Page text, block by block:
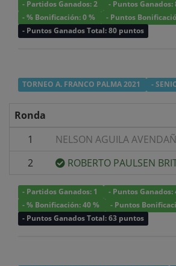
- Partidos Ganados: 2
- Puntos Ganados:
- % Bonificación: 0 %
- Puntos
- Puntos Ganados Total: 80 puntos
TORNEO A. FRANCO PALMA 2021 -
Ronda
1
NELSON AGUILA
2
ROBERTO PAULSEN
- Partidos Ganados: 1
- Puntos Ganados:
- % Bonificación: 40 %
- Puntos
- Puntos Ganados Total: 63 puntos